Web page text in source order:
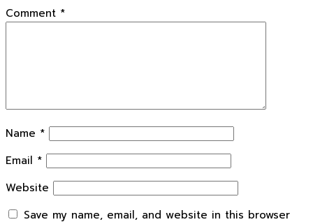
Comment *
Name *
Email *
Website
Save my name, email, and website in this browser